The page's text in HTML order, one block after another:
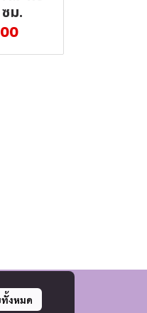
ม.
งหมด